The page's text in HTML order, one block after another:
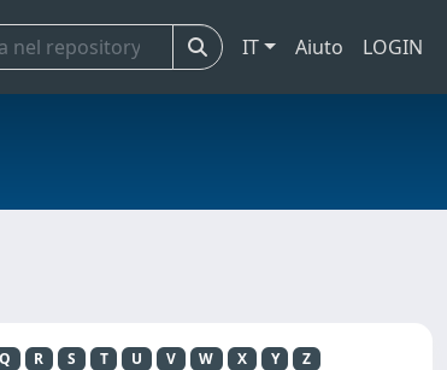
IT Aiuto LOGIN
Q R S T U V W X Y Z